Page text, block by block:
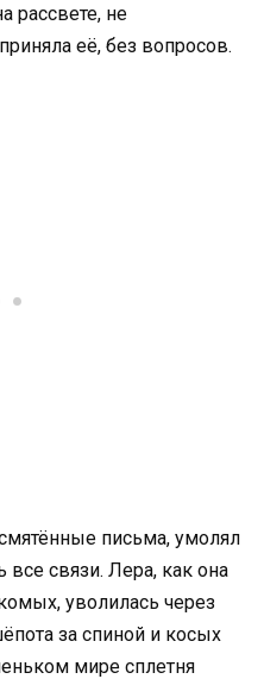
рассвете, не
её, без вопросов.
письма, умолял
все связи. Лера, как она
уволилась через
за спиной и косых
мире сплетня